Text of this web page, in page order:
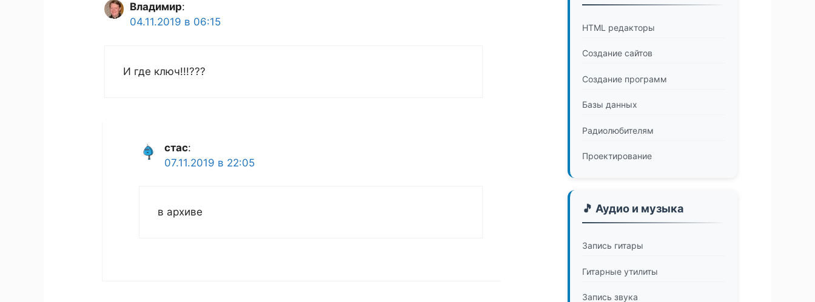
Владимир:
04.11.2019 в 06:15
И где ключ!!!???
стас:
07.11.2019 в 22:05
в архиве
HTML редакторы
Создание сайтов
Создание программ
Базы данных
Радиолюбителям
Проектирование
🎵 Аудио и музыка
Запись гитары
Гитарные утилиты
Запись звука